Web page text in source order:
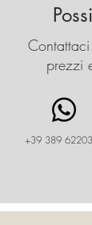
prezzi
+39 389